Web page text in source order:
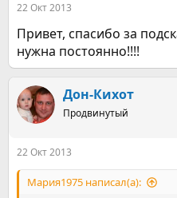
22 Окт 2013
Привет, спасибо за
нужна постоянно!!!!
Дон-Кихот
Продвинутый
22 Окт 2013
Мария1975 написал(а):